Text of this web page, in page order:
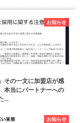
お知らせ
その一文に加盟店が感
当にパートナーへの
…
お知らせ